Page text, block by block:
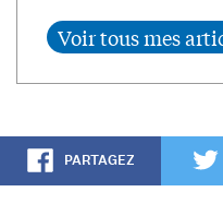
PARTAGEZ